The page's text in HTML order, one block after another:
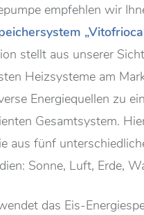
empfehlen wir
stellt aus unserer
Heizsysteme am
Energiequellen zu
Gesamtsystem.
aus fünf
Sonne, Luft, Erde,
das Eis-